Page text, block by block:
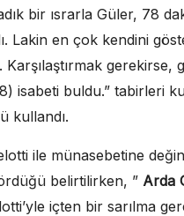
bir ısrarla Güler, 78
Lakin en çok kendini
Karşılaştırmak
isabeti buldu.” tabirleri
kullandı.
ile münasebetine
belirtilirken, ” Arda
içten bir sarılma